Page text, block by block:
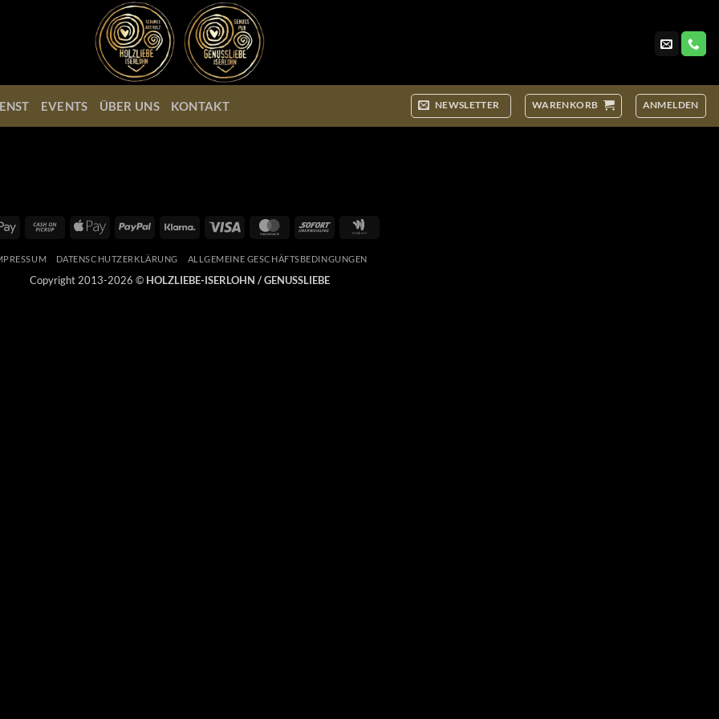
EVENTS ÜBER UNS KONTAKT NEWSLETTER WARENKORB ANMELDEN
Google
Cash
Pickup
Apple
PayPal Klarna Visa MasterCardSofort
DATENSCHUTZERKLÄRUNG ALLGEMEINE GESCHÄFTSBEDINGUNGEN
Copyright 2013-2026 © HOLZLIEBE-ISERLOHN / GENUSSLIEBE